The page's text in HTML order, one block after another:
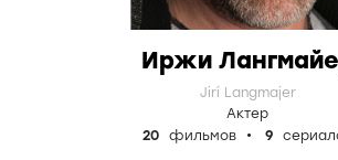
Иржи
Jirí Langmajer
Актер
20
фильмов 9